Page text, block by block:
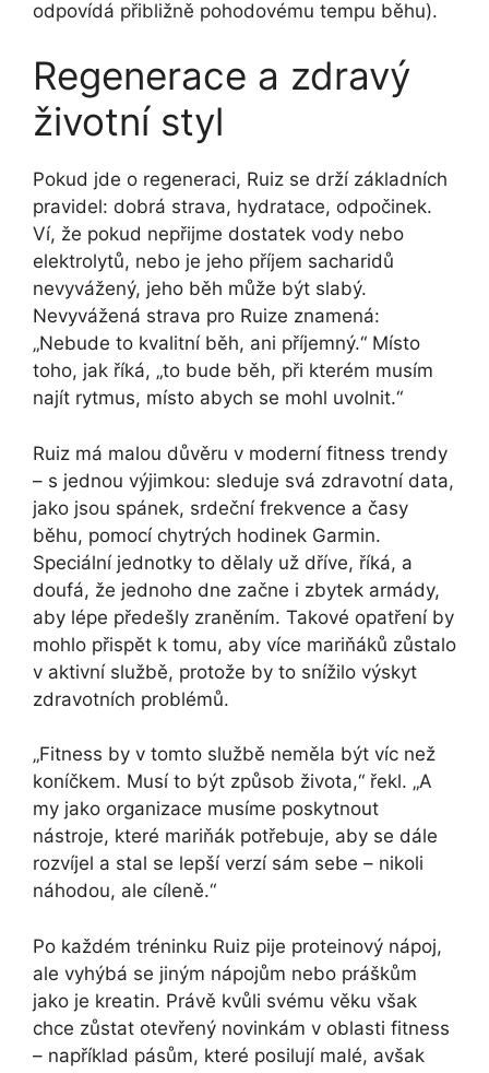
odpovídá přibližně pohodovému tempu běhu).
Regenerace a zdravý
životní styl
Pokud jde o regeneraci, Ruiz se drží základních
pravidel: dobrá strava, hydratace, odpočinek.
Ví, že pokud nepřijme dostatek vody nebo
elektrolytů, nebo je jeho příjem sacharidů
nevyvážený, jeho běh může být slabý.
Nevyvážená strava pro Ruize znamená:
„Nebude to kvalitní běh, ani příjemný.“ Místo
toho, jak říká, „to bude běh, při kterém musím
najít rytmus, místo abych se mohl uvolnit.“
Ruiz má malou důvěru v moderní fitness trendy
– s jednou výjimkou: sleduje svá zdravotní data,
jako jsou spánek, srdeční frekvence a časy
běhu, pomocí chytrých hodinek Garmin.
Speciální jednotky to dělaly už dříve, říká, a
doufá, že jednoho dne začne i zbytek armády,
aby lépe předešly zraněním. Takové opatření by
mohlo přispět k tomu, aby více mariňáků zůstalo
v aktivní službě, protože by to snížilo výskyt
zdravotních problémů.
„Fitness by v tomto službě neměla být víc než
koníčkem. Musí to být způsob života,“ řekl. „A
my jako organizace musíme poskytnout
nástroje, které mariňák potřebuje, aby se dále
rozvíjel a stal se lepší verzí sám sebe – nikoli
náhodou, ale cíleně.“
Po každém tréninku Ruiz pije proteinový nápoj,
ale vyhýbá se jiným nápojům nebo práškům
jako je kreatin. Právě kvůli svému věku však
chce zůstat otevřený novinkám v oblasti fitness
– například pásům, které posilují malé, avšak